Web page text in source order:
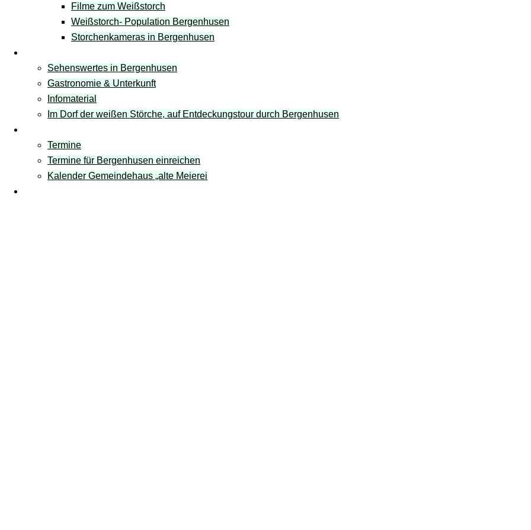
Filme zum Weißstorch
Weißstorch- Population Bergenhusen
Storchenkameras in Bergenhusen
Sehenswertes in Bergenhusen
Gastronomie & Unterkunft
Infomaterial
Im Dorf der weißen Störche, auf Entdeckungstour durch Bergenhusen
Termine
Termine für Bergenhusen einreichen
Kalender Gemeindehaus „alte Meierei